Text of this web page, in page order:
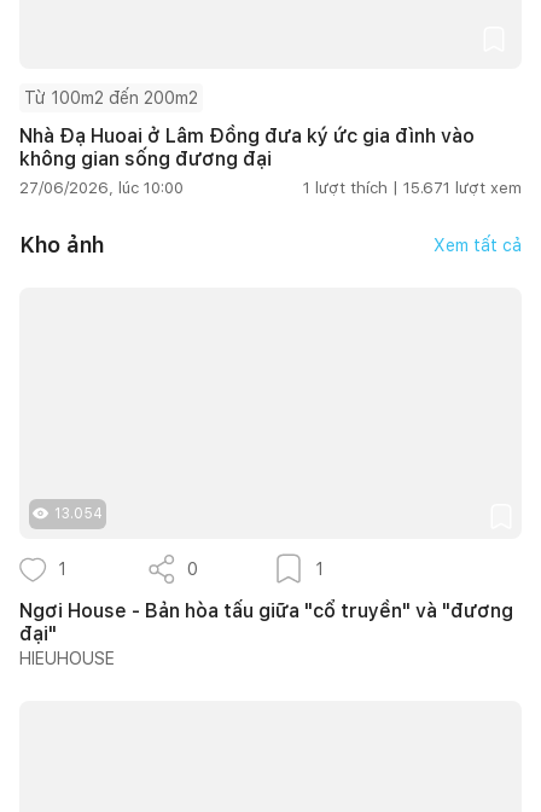
Từ 100m2 đến 200m2
Nhà Đạ Huoai ở Lâm Đồng đưa ký ức gia đình vào
không gian sống đương đại
27/06/2026, lúc 10:00 1 lượt thích | 15.671 lượt xem
Kho ảnh Xem tất cả
13.054
1 0 1
Ngơi House - Bản hòa tấu giữa "cổ truyền" và "đương
đại"
HIEUHOUSE